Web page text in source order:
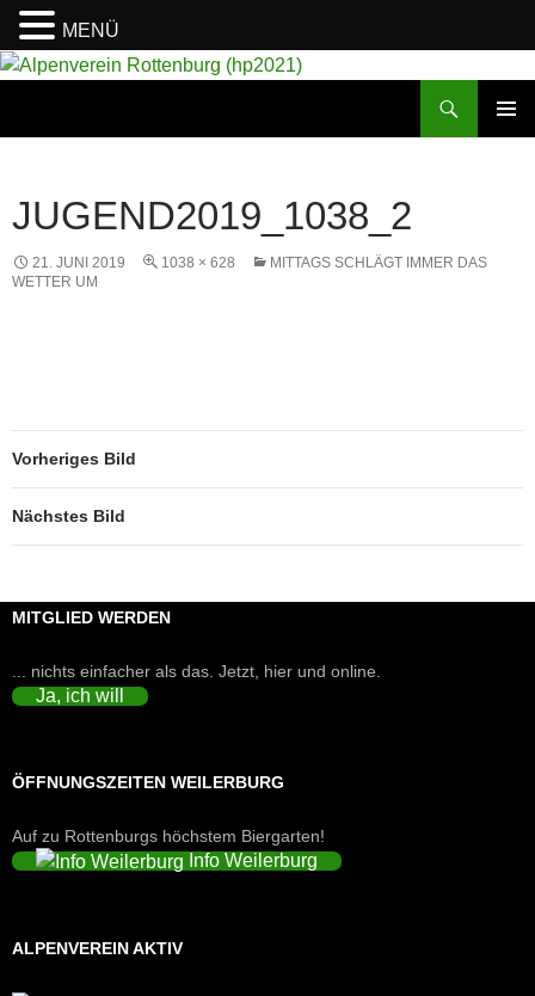
JUGEND2019_1038_2
21. JUNI 2019 1038 × 628
MITTAGS SCHLÄGT IMMER DAS
WETTER UM
Vorheriges Bild
Nächstes Bild
MITGLIED WERDEN
... nichts einfacher als das. Jetzt, hier und online.
Ja, ich will
ÖFFNUNGSZEITEN WEILERBURG
Auf zu Rottenburgs höchstem Biergarten!
Info Weilerburg
ALPENVEREIN AKTIV
MENÜ